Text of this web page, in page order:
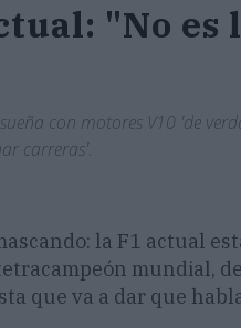
"No es
con motores V10 'de
carreras'.
la F1 actual
mundial,
que va a dar que